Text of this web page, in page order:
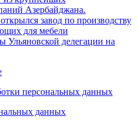
Азербайджана.
завод по производству
для мебели
Ульяновской делегации на
персональных данных
данных